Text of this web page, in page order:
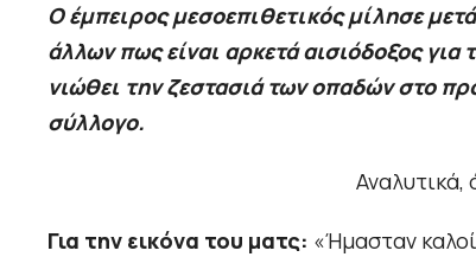
Ο έμπειρος μεσοεπιθετικός μίλησε
άλλων πως είναι αρκετά αισιόδοξος
νιώθει την ζεστασιά των οπαδών στο
σύλλογο.
Αναλυτικά,
Για την εικόνα του ματς: «Ήμασταν